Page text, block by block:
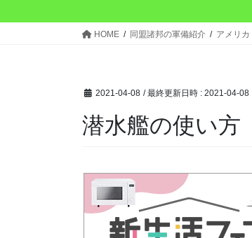
HOME 同盟諸邦の軍備紹介 アメリカ
2021-04-08 / 最終更新日時 : 2021-04-08
潜水艦の使い方